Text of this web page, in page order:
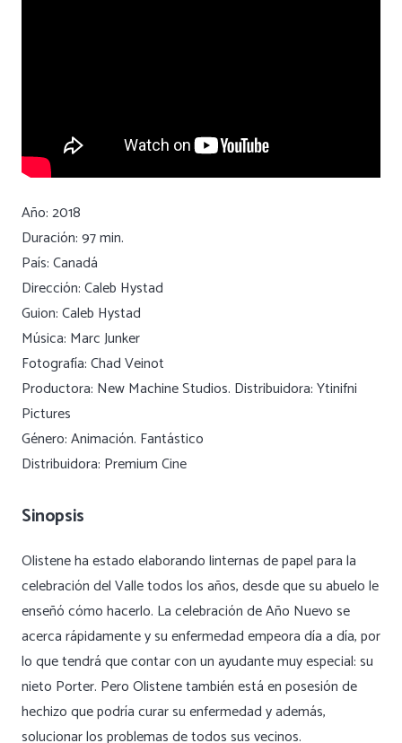
Año: 2018
Duración: 97 min.
País: Canadá
Dirección: Caleb Hystad
Guion: Caleb Hystad
Música: Marc Junker
Fotografía: Chad Veinot
Productora: New Machine Studios. Distribuidora: Ytinifni
Pictures
Género: Animación. Fantástico
Distribuidora: Premium Cine
Sinopsis
Olistene ha estado elaborando linternas de papel para la
celebración del Valle todos los años, desde que su abuelo le
enseñó cómo hacerlo. La celebración de Año Nuevo se
acerca rápidamente y su enfermedad empeora día a día, por
lo que tendrá que contar con un ayudante muy especial: su
nieto Porter. Pero Olistene también está en posesión de
hechizo que podría curar su enfermedad y además,
solucionar los problemas de todos sus vecinos.